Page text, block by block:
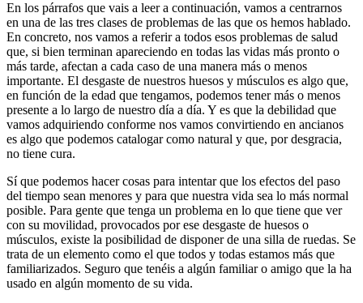
En los párrafos que vais a leer a continuación, vamos a centrarnos
en una de las tres clases de problemas de las que os hemos hablado.
En concreto, nos vamos a referir a todos esos problemas de salud
que, si bien terminan apareciendo en todas las vidas más pronto o
más tarde, afectan a cada caso de una manera más o menos
importante. El desgaste de nuestros huesos y músculos es algo que,
en función de la edad que tengamos, podemos tener más o menos
presente a lo largo de nuestro día a día. Y es que la debilidad que
vamos adquiriendo conforme nos vamos convirtiendo en ancianos
es algo que podemos catalogar como natural y que, por desgracia,
no tiene cura.
Sí que podemos hacer cosas para intentar que los efectos del paso
del tiempo sean menores y para que nuestra vida sea lo más normal
posible. Para gente que tenga un problema en lo que tiene que ver
con su movilidad, provocados por ese desgaste de huesos o
músculos, existe la posibilidad de disponer de una silla de ruedas. Se
trata de un elemento como el que todos y todas estamos más que
familiarizados. Seguro que tenéis a algún familiar o amigo que la ha
usado en algún momento de su vida.